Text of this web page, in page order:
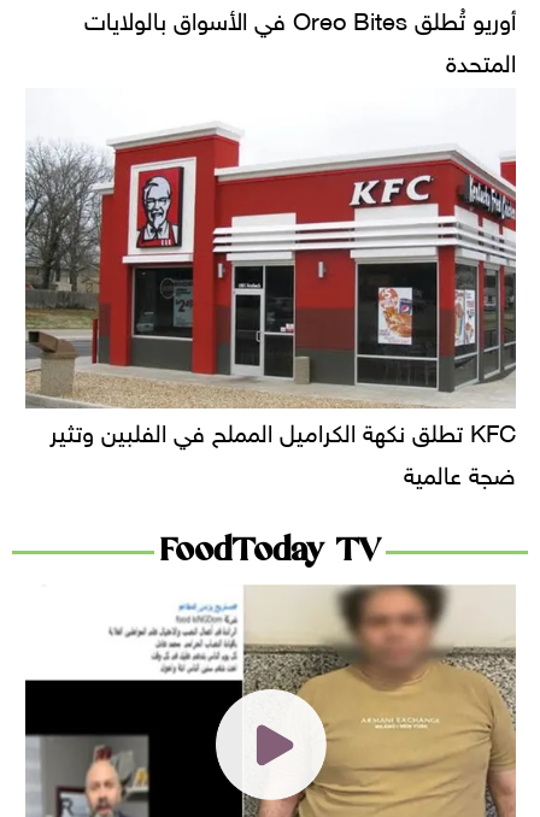
أوريو تُطلق Oreo Bites في الأسواق بالولايات
المتحدة
KFC تطلق نكهة الكراميل المملح في الفلبين وتثير
ضجة عالمية
FoodToday TV